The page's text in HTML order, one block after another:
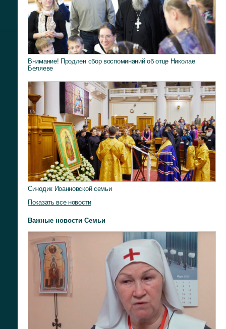
Внимание! Продлен сбор воспоминаний об отце Николае
Беляеве
Синодик Иоанновской семьи
Показать все новости
Важные новости Семьи